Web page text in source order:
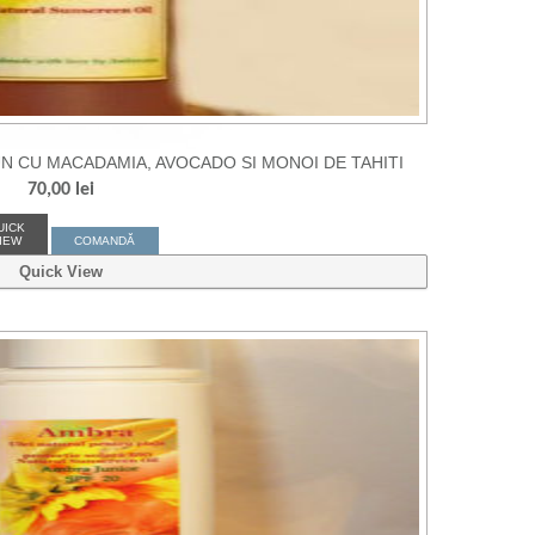
CU MACADAMIA, AVOCADO SI MONOI DE TAHITI
70,00 lei
COMANDĂ
Quick View